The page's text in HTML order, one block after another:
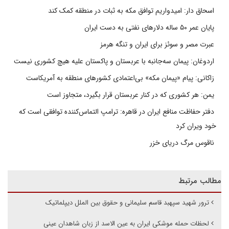
اسحاق دار: امیدواریم توافق مکه به ثبات در منطقه کمک کند
پایان عمر ۵۰ ساله دلارهای نفتی به دست ایران
عبرت مصر و سوئز برای ایران و تنگه هرمز
اردوغان: پیمان سه‌جانبه با عربستان و پاکستان علیه هیچ کشوری نیست
زاکانی: پیام «پیمان مکه» بی‌اعتمادی کشورهای منطقه به آمریکاست
یمن: هر کشوری که در کنار عربستان قرار بگیرد، متجاوز است
دفتر حفاظت منافع ایران در قاهره: ترامپ التماس‌کننده توافقی است که
خود ویران کرد
ناقوس مرگ دریای خزر
مطالب مرتبط
ترور شهید سپهبد قاسم سلیمانی و حقوق بین الملل دیپلماتیک
لحظات حمله موشکی ایران به عین الاسد از زبان شاهدان عینی